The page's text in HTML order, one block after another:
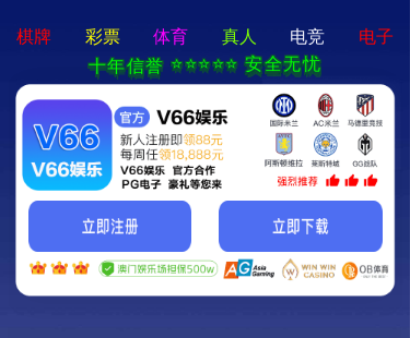
首页
产
新
联